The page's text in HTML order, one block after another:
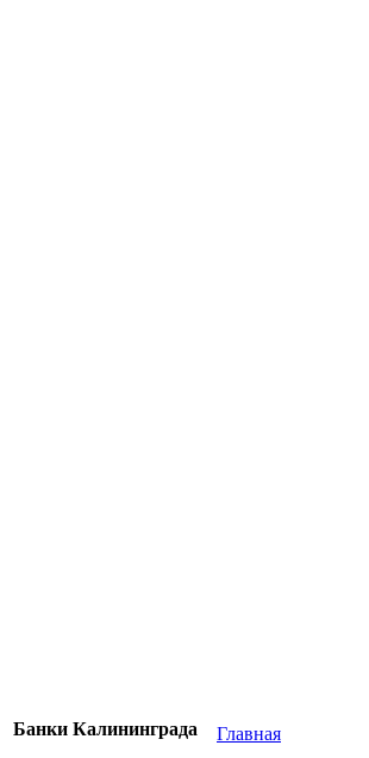
Банки Калининграда
Главная